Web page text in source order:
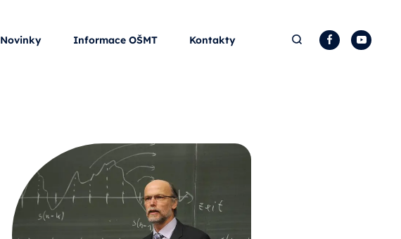
Novinky Informace OŠMT Kontakty Hledat Facebook